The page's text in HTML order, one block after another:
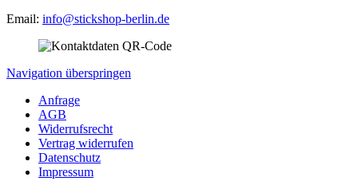
Email: info@stickshop-berlin.de
Navigation überspringen
Anfrage
AGB
Widerrufsrecht
Vertrag widerrufen
Datenschutz
Impressum